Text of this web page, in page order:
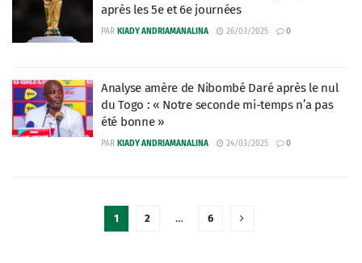
après les 5e et 6e journées
PAR KIADY ANDRIAMANALINA 26/03/2025 0
Analyse amère de Nibombé Daré après le nul
du Togo : « Notre seconde mi-temps n’a pas
été bonne »
PAR KIADY ANDRIAMANALINA 24/03/2025 0
1 2 … 6